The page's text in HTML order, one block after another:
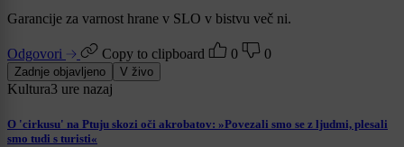
Garancije za varnost hrane v SLO v bistvu več ni.
Odgovori Copy to clipboard 0 0
Zadnje objavljeno V živo
Kultura3 ure nazaj
O 'cirkusu' na Ptuju skozi oči akrobatov: »Povezali smo se z ljudmi, plesali
smo tudi s turisti«